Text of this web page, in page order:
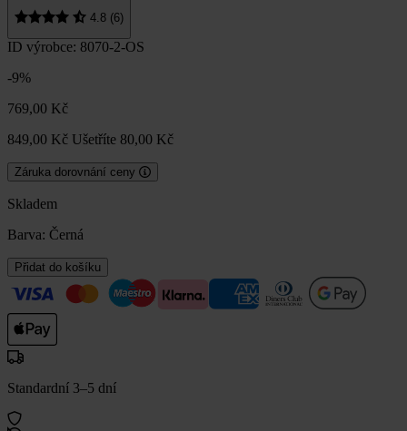
4.8 (6)
ID výrobce: 8070-2-OS
-9%
769,00 Kč
849,00 Kč Ušetříte 80,00 Kč
Záruka dorovnání ceny
Skladem
Barva: Černá
Přidat do košíku
Standardní 3–5 dní